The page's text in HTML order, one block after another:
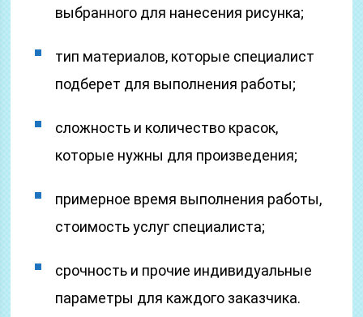
выбранного для нанесения рисунка;
тип материалов, которые специалист
подберет для выполнения работы;
сложность и количество красок,
которые нужны для произведения;
примерное время выполнения работы,
стоимость услуг специалиста;
срочность и прочие индивидуальные
параметры для каждого заказчика.